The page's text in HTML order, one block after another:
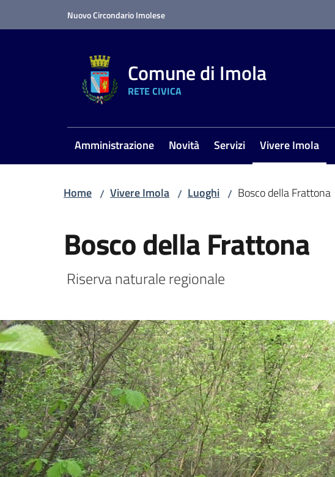
Nuovo Circondario Imolese
Comune di Imola
RETE CIVICA
Amministrazione Novità Servizi Vivere Imola
Menu selezionato
Home / Vivere Imola / Luoghi / Bosco della Frattona
Bosco della Frattona
Riserva naturale regionale